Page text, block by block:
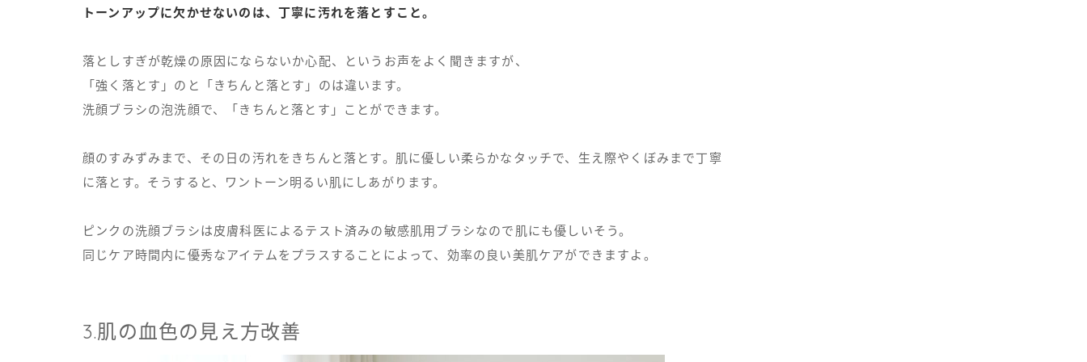
トーンアップに欠かせないのは、丁寧に汚れを落とすこと。
落としすぎが乾燥の原因にならないか心配、というお声をよく聞きますが、
「強く落とす」のと「きちんと落とす」のは違います。
洗顔ブラシの泡洗顔で、「きちんと落とす」ことができます。
顔のすみずみまで、その日の汚れをきちんと落とす。肌に優しい柔らかなタッチで、生え際やくぼみまで丁寧
に落とす。そうすると、ワントーン明るい肌にしあがります。
ピンクの洗顔ブラシは皮膚科医によるテスト済みの敏感肌用ブラシなので肌にも優しいそう。
同じケア時間内に優秀なアイテムをプラスすることによって、効率の良い美肌ケアができますよ。
3.肌の血色の見え方改善